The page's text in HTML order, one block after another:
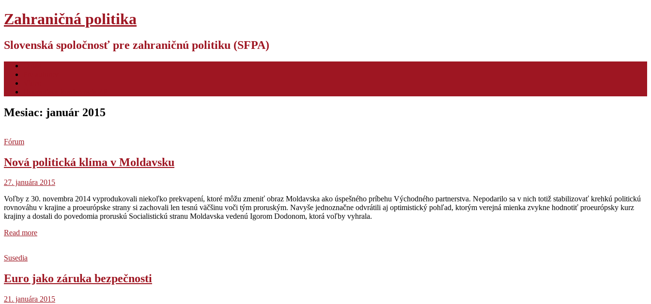
Zahraničná politika
Slovenská spoločnosť pre zahraničnú politiku (SFPA)
Mesiac: január 2015
Fórum
Nová politická klíma v Moldavsku
27. januára 2015
Voľby z 30. novembra 2014 vyprodukovali niekoľko prekvapení, ktoré môžu zmeniť obraz Moldavska ako úspešného príbehu Východného partnerstva. Nepodarilo sa v nich totiž stabilizovať krehkú politickú
rovnováhu v krajine a proeurópske strany si zachovali len tesnú väčšinu voči tým proruským. Navyše jednoznačne odvrátili aj optimistický pohľad, ktorým verejná mienka zvykne hodnotiť proeurópsky kurz
krajiny a dostali do povedomia proruskú Socialistickú stranu Moldavska vedenú Igorom Dodonom, ktorá voľby vyhrala.
Read more
Susedia
Euro jako záruka bezpečnosti
21. januára 2015